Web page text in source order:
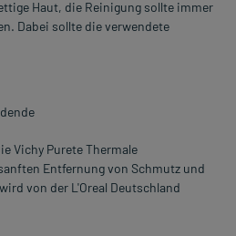
Haut, die Reinigung sollte immer
Dabei sollte die verwendete
Vichy Purete Thermale
Entfernung von Schmutz und
von der L'Oreal Deutschland